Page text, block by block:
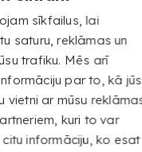
no citas atrašanās
Lūdzu, apstiprini, kuru
AR PREMIUM
kokvilnas canvas
un apdari, ko
Pateicoties šī materiāla
un
izvēli, lai izceltu jūsu
sīkfailus, lai
saturu, reklāmas un
trafiku. Mēs arī
par to, kā jūs
vietni ar mūsu
kuri to var
informāciju, ko esat